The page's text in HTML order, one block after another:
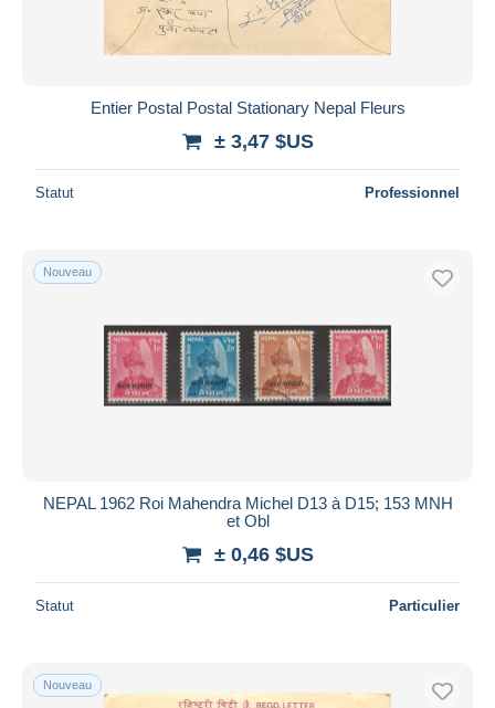
Entier Postal Postal Stationary Nepal Fleurs
± 3,47 $US
Statut Professionnel
Nouveau
NEPAL 1962 Roi Mahendra Michel D13 à D15; 153 MNH
et Obl
± 0,46 $US
Statut Particulier
Nouveau